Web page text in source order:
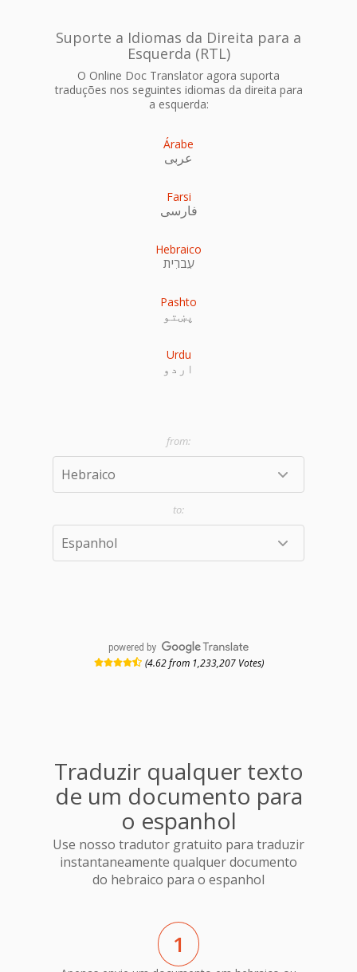
Suporte a Idiomas da Direita para a
Esquerda (RTL)
O Online Doc Translator agora suporta
traduções nos seguintes idiomas da direita para
a esquerda:
Árabe
عربى
Farsi
فارسی
Hebraico
עִברִית
Pashto
پښتو
Urdu
اردو
powered by
(4.62 from 1,233,207 Votes)
Traduzir qualquer texto
de um documento para
o espanhol
Use nosso tradutor gratuito para traduzir
instantaneamente qualquer documento
do hebraico para o espanhol
1